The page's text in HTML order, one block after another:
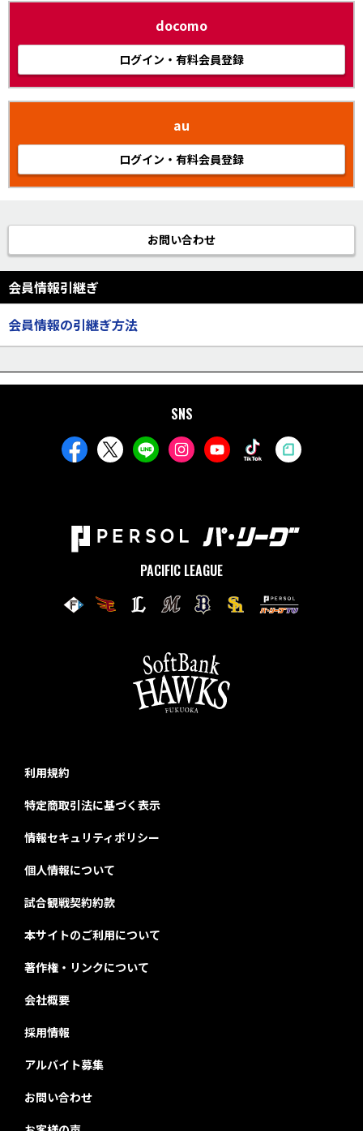
docomo
ログイン・有料会員登録
au
ログイン・有料会員登録
お問い合わせ
会員情報引継ぎ
会員情報の引継ぎ方法
SNS
PACIFIC LEAGUE
利用規約
特定商取引法に基づく表示
情報セキュリティポリシー
個人情報について
試合観戦契約約款
本サイトのご利用について
著作権・リンクについて
会社概要
採用情報
アルバイト募集
お問い合わせ